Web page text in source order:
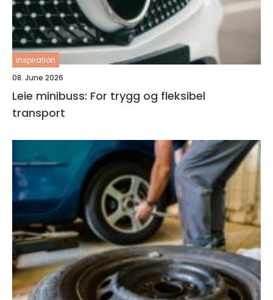
inspiration
08. June 2026
Leie minibuss: For trygg og fleksibel
transport